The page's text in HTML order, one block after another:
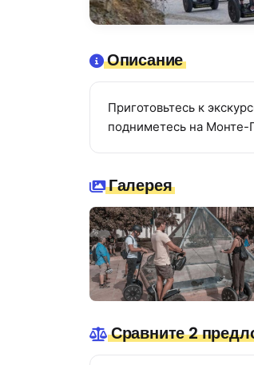
Описание
Приготовьтесь к
подниметесь на Монте-
Галерея
Сравните 2